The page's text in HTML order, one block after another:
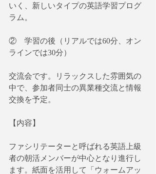
いく、新しいタイプの英語学習プログ
ラム。
②　学習の後（リアルでは60分、オン
ラインでは30分）
交流会です。リラックスした雰囲気の
中で、参加者同士の異業種交流と情報
交換を予定。
【内容】
ファシリテーターと呼ばれる英語上級
者の朝活メンバーが中心となり進行し
ます。紙面を活用して「ウォームアッ